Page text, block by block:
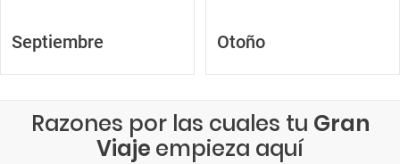
Septiembre Otoño
Razones por las cuales tu Gran
Viaje empieza aquí